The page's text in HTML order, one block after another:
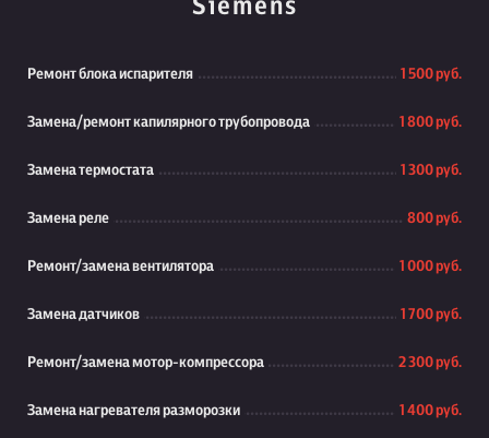
Siemens
Ремонт блока испарителя 1 500 руб.
Замена/ремонт капилярного трубопровода 1 800 руб.
Замена термостата 1 300 руб.
Замена реле 800 руб.
Ремонт/замена вентилятора 1 000 руб.
Замена датчиков 1 700 руб.
Ремонт/замена мотор-компрессора 2 300 руб.
Замена нагревателя разморозки 1 400 руб.